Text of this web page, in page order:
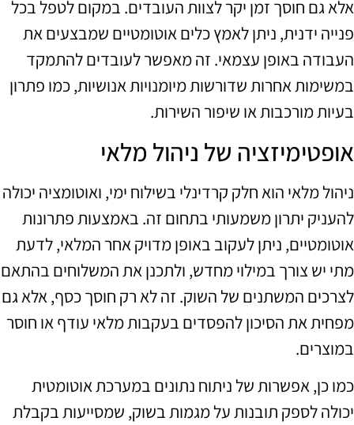
אלא גם חוסך זמן יקר לצוות העובדים. במקום לטפל בכל
פנייה ידנית, ניתן לאמץ כלים אוטומטיים שמבצעים את
העבודה באופן עצמאי. זה מאפשר לעובדים להתמקד
במשימות אחרות שדורשות מיומנויות אנושיות, כמו פתרון
בעיות מורכבות או שיפור השירות.
אופטימיזציה של ניהול מלאי
ניהול מלאי הוא חלק קרדינלי בשילוח ימי, ואוטומציה יכולה
להעניק יתרון משמעותי בתחום זה. באמצעות פתרונות
אוטומטיים, ניתן לעקוב באופן מדויק אחר המלאי, לדעת
מתי יש צורך במילוי מחדש, ולתכנן את המשלוחים בהתאם
לצרכים המשתנים של השוק. זה לא רק חוסך כסף, אלא גם
מפחית את הסיכון להפסדים בעקבות מלאי עודף או חוסר
במוצרים.
כמו כן, אפשרות של ניתוח נתונים במערכת אוטומטית
יכולה לספק תובנות על מגמות בשוק, שמסייעות בקבלת